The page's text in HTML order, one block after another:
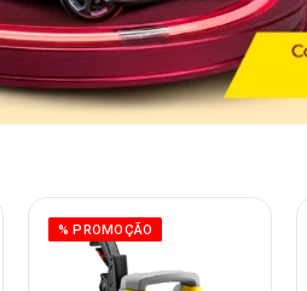
% PROMOÇÃO